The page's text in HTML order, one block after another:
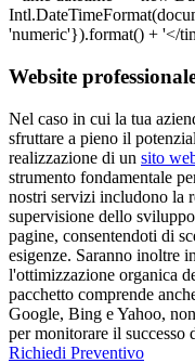
Website
Nel caso in cui la tua
sfruttare a pieno il
realizzazione di un sito
strumento fondamentale
nostri servizi includono la
supervisione dello
pagine, consentendoti di
esigenze. Saranno inoltre
l'ottimizzazione organica
pacchetto comprende
Google, Bing e Yahoo,
per monitorare il successo
Richiedi Preventivo